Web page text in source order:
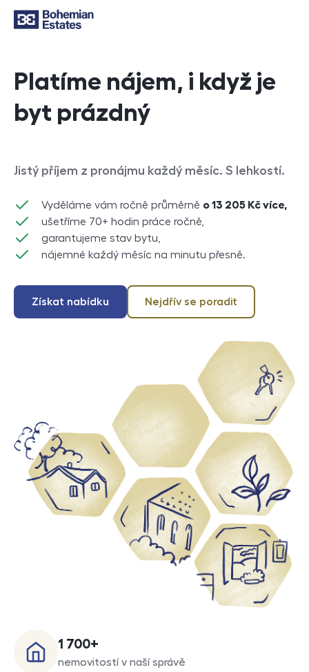
Platíme nájem, i když je
byt prázdný
Jistý příjem z pronájmu každý měsíc. S lehkostí.
Vyděláme vám ročně průměrně o 13 205 Kč více,
ušetříme 70+ hodin práce ročně,
garantujeme stav bytu,
nájemné každý měsíc na minutu přesně.
Získat nabídku Nejdřív se poradit
1 700+
nemovitostí v naší správě